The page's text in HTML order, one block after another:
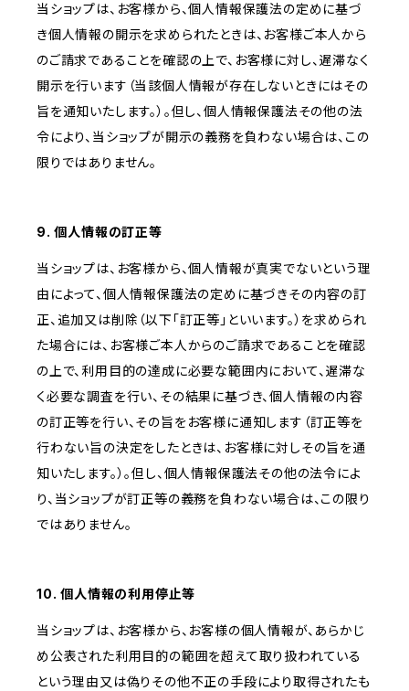
当ショップは、お客様から、個人情報保護法の定めに基づ
き個人情報の開示を求められたときは、お客様ご本人から
のご請求であることを確認の上で、お客様に対し、遅滞なく
開示を行います（当該個人情報が存在しないときにはその
旨を通知いたします。）。但し、個人情報保護法その他の法
令により、当ショップが開示の義務を負わない場合は、この
限りではありません。
9. 個人情報の訂正等
当ショップは、お客様から、個人情報が真実でないという理
由によって、個人情報保護法の定めに基づきその内容の訂
正、追加又は削除（以下「訂正等」といいます。）を求められ
た場合には、お客様ご本人からのご請求であることを確認
の上で、利用目的の達成に必要な範囲内において、遅滞な
く必要な調査を行い、その結果に基づき、個人情報の内容
の訂正等を行い、その旨をお客様に通知します（訂正等を
行わない旨の決定をしたときは、お客様に対しその旨を通
知いたします。）。但し、個人情報保護法その他の法令によ
り、当ショップが訂正等の義務を負わない場合は、この限り
ではありません。
10. 個人情報の利用停止等
当ショップは、お客様から、お客様の個人情報が、あらかじ
め公表された利用目的の範囲を超えて取り扱われている
という理由又は偽りその他不正の手段により取得されたも